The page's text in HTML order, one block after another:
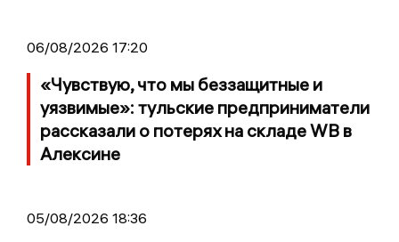
06/08/2026 17:20
«Чувствую, что мы беззащитные и
уязвимые»: тульские предприниматели
рассказали о потерях на складе WB в
Алексине
05/08/2026 18:36